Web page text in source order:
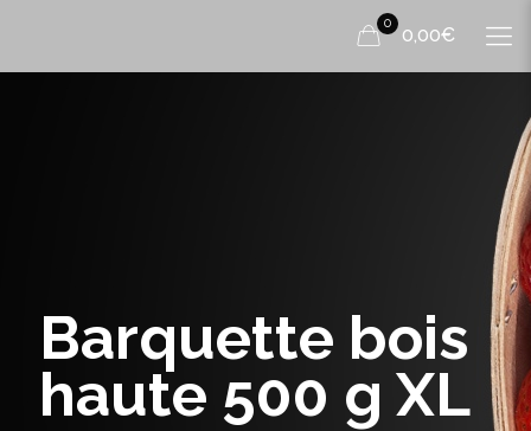
0
0,00€
Barquette bois
haute 500 g XL